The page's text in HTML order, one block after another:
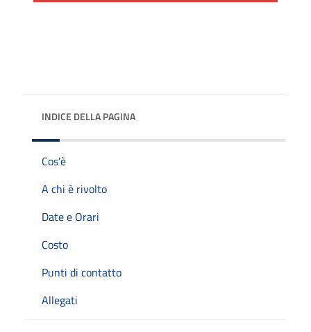
INDICE DELLA PAGINA
Cos'è
A chi è rivolto
Date e Orari
Costo
Punti di contatto
Allegati